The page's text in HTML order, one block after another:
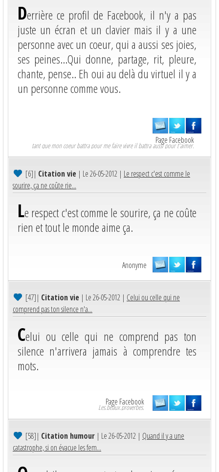
Derrière ce profil de Facebook, il n'y a pas
juste un écran et un clavier mais il y a une
personne avec un coeur, qui a aussi ses joies,
ses peines...Qui donne, partage, rit, pleure,
chante, pense.. Eh oui au delà du virtuel il y a
un personne comme vous.
Page Facebook
tant que mon coeur battra pour me faire vivre il battra aussi pour t'aimer.
[6]| Citation vie | Le 26-05-2012 | Le respect c'est comme le
sourire, ça ne coûte rie...
Le respect c'est comme le sourire, ça ne coûte
rien et tout le monde aime ça.
Anonyme
[47]| Citation vie | Le 26-05-2012 | Celui ou celle qui ne
comprend pas ton silence n'a...
Celui ou celle qui ne comprend pas ton
silence n'arrivera jamais à comprendre tes
mots.
Page Facebook
Les.beaux.proverbes.
[58]| Citation humour | Le 26-05-2012 | Quand il y a une
catastrophe, si on évacue les fem...